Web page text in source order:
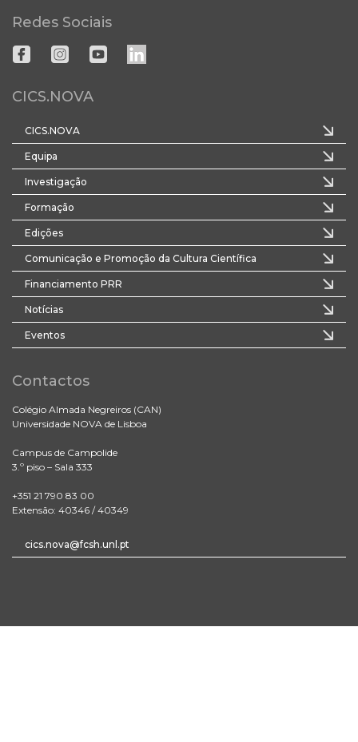
Redes Sociais
CICS.NOVA
CICS.NOVA
Equipa
Investigação
Formação
Edições
Comunicação e Promoção da Cultura Científica
Financiamento PRR
Notícias
Eventos
Contactos
Colégio Almada Negreiros (CAN)
Universidade NOVA de Lisboa
Campus de Campolide
3.º piso – Sala 333
+351 21 790 83 00
Extensão: 40346 / 40349
cics.nova@fcsh.unl.pt